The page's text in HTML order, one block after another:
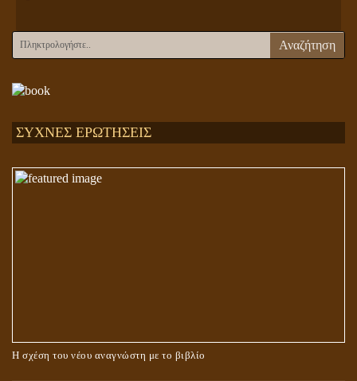
Αναζήτηση
ΣΥΧΝΕΣ ΕΡΩΤΗΣΕΙΣ
Η σχέση του νέου αναγνώστη με το βιβλίο